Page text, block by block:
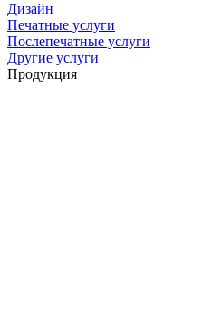
Дизайн
Печатные услуги
Послепечатные услуги
Другие услуги
Продукция